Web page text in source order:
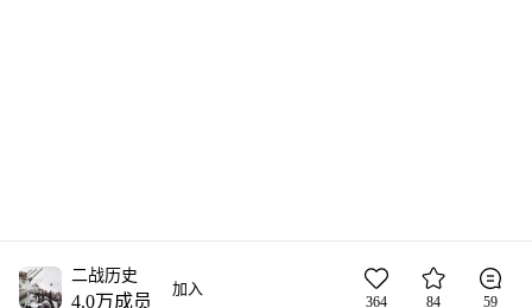
二战历史
4.0万成员
加入
364 84 59